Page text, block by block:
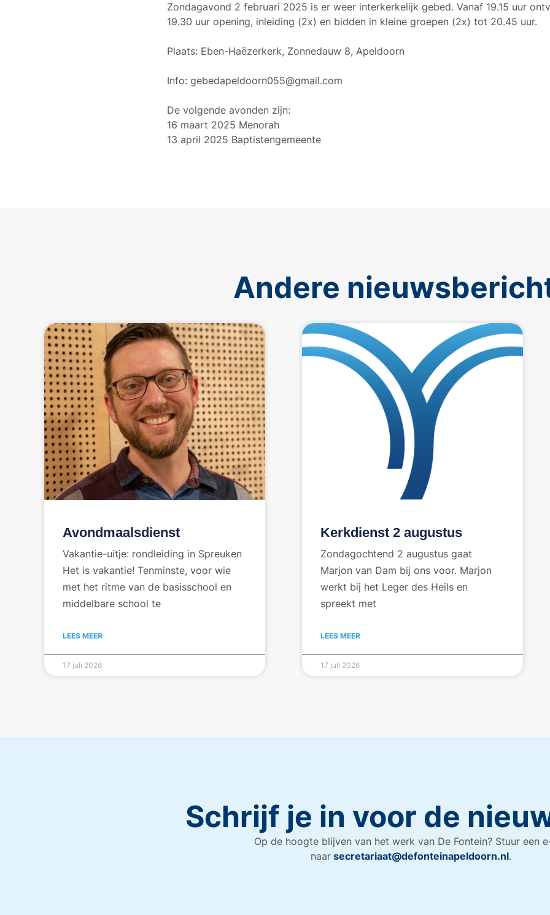
Zondagavond 2 februari 2025 is er weer interkerkelijk gebed. Vanaf 19.15 uur
19.30 uur opening, inleiding (2x) en bidden in kleine groepen (2x) tot 20.45 uur.
Plaats: Eben-Haëzerkerk, Zonnedauw 8, Apeldoorn
Info: gebedapeldoorn055@gmail.com
De volgende avonden zijn:
16 maart 2025 Menorah
13 april 2025 Baptistengemeente
Andere
Avondmaalsdienst
Vakantie-uitje: rondleiding in Spreuken
Het is vakantie! Tenminste, voor wie
met het ritme van de basisschool en
middelbare school te
LEES MEER
17 juli 2026
Kerkdienst 2 augustus
Zondagochtend 2 augustus gaat
Marjon van Dam bij ons voor. Marjon
werkt bij het Leger des Heils en
spreekt met
LEES MEER
17 juli 2026
Schrijf je in voor de
Op de hoogte blijven van het werk van De Fontein? Stuur een
naar secretariaat@defonteinapeldoorn.nl.